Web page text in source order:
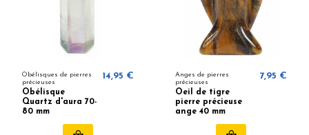
Obélisques de pierres
précieuses
Obélisque
Quartz d'aura 70-
80 mm
14,95 €
Anges de pierres
précieuses
Oeil de tigre
pierre précieuse
ange 40 mm
7,95 €